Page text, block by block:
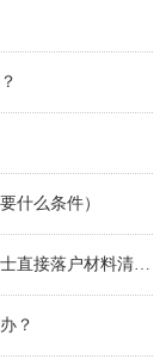
什么条件）
？